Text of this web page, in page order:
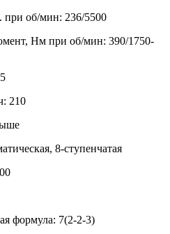
при об/мин: 236/5500
Нм при об/мин: 390/1750-
210
8-ступенчатая
формула: 7(2-2-3)